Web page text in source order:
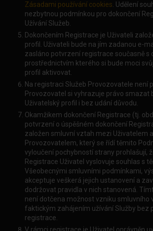
Zásadami používání cookies . Udělení
nezbytnou podmínkou pro dokončení
Užívání Služeb.
Dokončením Registrace je Uživateli
profil. Uživateli bude na jím zadanou e-
zasláno potvrzení registrace současně s
prostřednictvím kterého si bude moci
profil aktivovat.
Na registraci Služeb Provozovatele není
Provozovatel si vyhrazuje právo smazat
Uživatelský profil i bez udání důvodu.
Okamžikem dokončení Registrace (tj.
potvrzení o úspěšném dokončení
založen smluvní vztah mezi Uživatelem a
Provozovatelem, který se řídí těmito
vyloučení pochybností strany prohlašují,
Registrace Uživatel vyslovuje souhlas s
Všeobecnými smluvními podmínkami,
akceptuje veškerá jejich ustanovení a
dodržovat pravidla v nich stanovená.
není dotčena možnost vzniku smluvního
faktickým zahájením užívání Služby bez
registrace.